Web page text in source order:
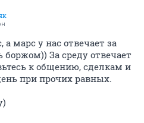
а марс у нас отвечает за
боржом)) За среду отвечает
к общению, сделкам и
при прочих равных.